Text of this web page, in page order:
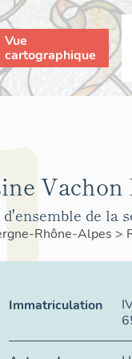
Vue
cartographique
Vachon
de la
Rhône-Alpes >
Immatriculation